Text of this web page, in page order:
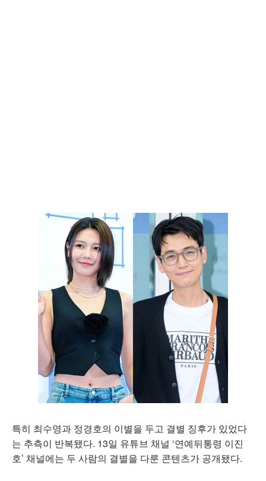
특히 최수영과 정경호의 이별을 두고 결별 징후가 있었다
는 추측이 반복됐다. 13일 유튜브 채널 ‘연예뒤통령 이진
호’ 채널에는 두 사람의 결별을 다룬 콘텐츠가 공개됐다.